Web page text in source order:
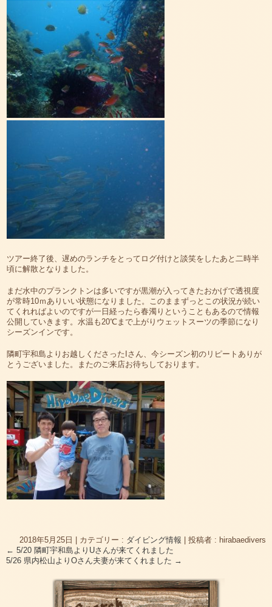
ツアー終了後、遅めのランチをとってログ付けと談笑をしたあと二時半
頃に解散となりました。
まだ水中のプランクトンは多いですが黒潮が入ってきたおかげで透視度
が常時10ｍありいい状態になりました。このままずっとこの状況が続い
てくれればよいのですが一日経ったら春濁りということもあるので情報
公開していきます。水温も20℃まで上がりウェットスーツの季節になり
シーズンインです。
隣町宇和島よりお越しくださったIさん、今シーズン初のリピートありが
とうございました。またのご来店お待ちしております。
2018年5月25日 カテゴリー : ダイビング情報
投稿者 : hirabaedivers
← 5/20 隣町宇和島よりUさんが来てくれました
5/26 県内松山よりOさん夫妻が来てくれました →